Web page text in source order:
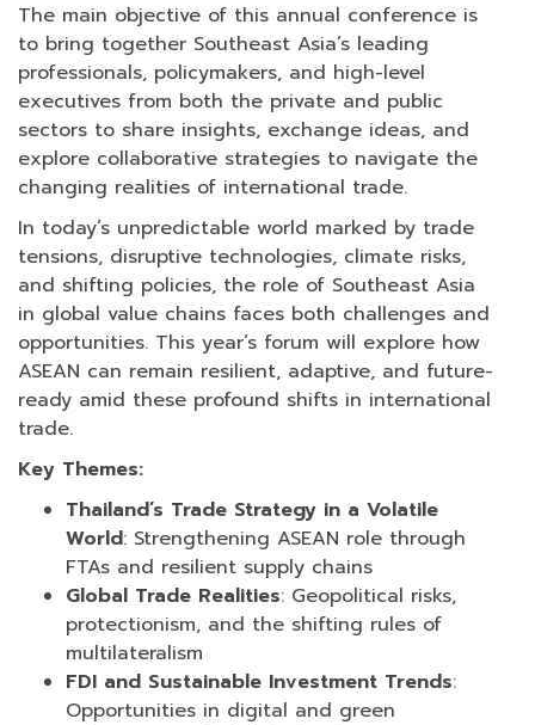
The main objective of this annual conference is
to bring together Southeast Asia’s leading
professionals, policymakers, and high-level
executives from both the private and public
sectors to share insights, exchange ideas, and
explore collaborative strategies to navigate the
changing realities of international trade.
In today’s unpredictable world marked by trade
tensions, disruptive technologies, climate risks,
and shifting policies, the role of Southeast Asia
in global value chains faces both challenges and
opportunities. This year’s forum will explore how
ASEAN can remain resilient, adaptive, and future-
ready amid these profound shifts in international
trade.
Key Themes:
Thailand’s Trade Strategy in a Volatile
World: Strengthening ASEAN role through
FTAs and resilient supply chains
Global Trade Realities: Geopolitical risks,
protectionism, and the shifting rules of
multilateralism
FDI and Sustainable Investment Trends:
Opportunities in digital and green